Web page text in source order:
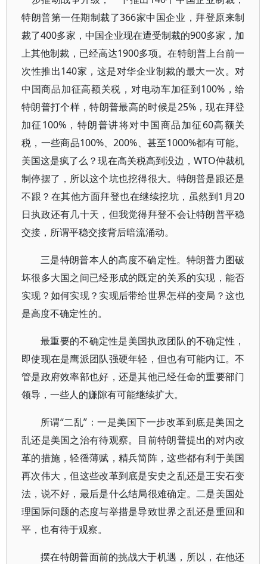
特朗普第一任期制裁了366家中国企业，拜登原来制
裁了400多家，中国企业现在遭受制裁的900多家，加
上其他制裁，已经高达1900多项。在特朗普上台前一
次性推出140家，这是对华企业制裁的最大一次。对
中国商品加征高额关税，对电动车加征到100%，给
特朗普打个样，特朗普最高的时候是25%，现在拜登
加征100%，特朗普讲将对中国商品加征60高额关
税，一些商品100%、200%、甚至1000%都有可能。
美国这是疯了么？现在高关税高到没边，WTO仲裁机
制停摆了，所以这个坑也挖得很大。特朗普是跟还是
不跟？在其他方面拜登也在继续挖坑，虽然到1月20
日执政还有几十天，但我觉得拜登不会让特朗普平稳
交接，所谓平稳交接背后暗流涌动。
三是特朗普本人的高度不确定性。特朗普力图破
坏很多大国之间已经形成的既定的关系的实现，能否
实现？如何实现？实现后带给世界怎样的变局？这也
是高度不确定性的。
最重要的不确定性是美国执政团队的不确定性，
即使现在是鹰派团队强硬年轻，但也有可能内讧。不
管是政府效率部也好，还是其他已经任命的重要部门
领导，一些人的嫌隙有可能继续扩大。
所谓“二乱”：一是美国下一步改革到底是美国之
乱还是美国之治有待观察。目前特朗普提出的对内改
革的措施，轻徭薄赋，精兵简阵，这些都有利于美国
再次伟大，但这些改革到底是安史之乱还是王安石变
法，说不好，最后是什么结局很难确定。二是美国处
理国际问题的态度与举措是导致世界之乱还是重回和
平，也有待于观察。
摆在特朗普面前的挑战大于机遇，所以，在他还